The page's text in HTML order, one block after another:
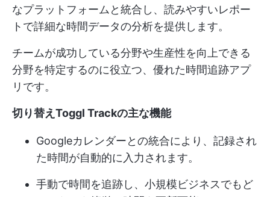
なプラットフォームと統合し、読みやすいレポー
トで詳細な時間データの分析を提供します。
チームが成功している分野や生産性を向上できる
分野を特定するのに役立つ、優れた時間追跡アプ
リです。
切り替えToggl Trackの主な機能
Googleカレンダーとの統合により、記録され
た時間が自動的に入力されます。
手動で時間を追跡し、小規模ビジネスでもど